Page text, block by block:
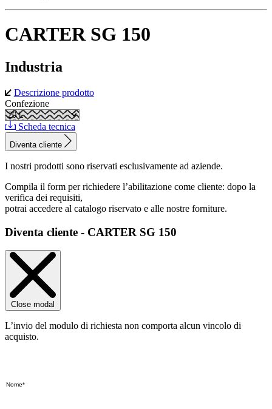
CARTER SG 150
Industria
Descrizione prodotto
Confezione
Scheda tecnica
Diventa cliente
I nostri prodotti sono riservati esclusivamente ad aziende.
Compila il form per richiedere l’abilitazione come cliente: dopo la
verifica dei requisiti,
potrai accedere al catalogo riservato e alle nostre forniture.
Diventa cliente - CARTER SG 150
Close modal
L’invio del modulo di richiesta non comporta alcun vincolo di
acquisto.